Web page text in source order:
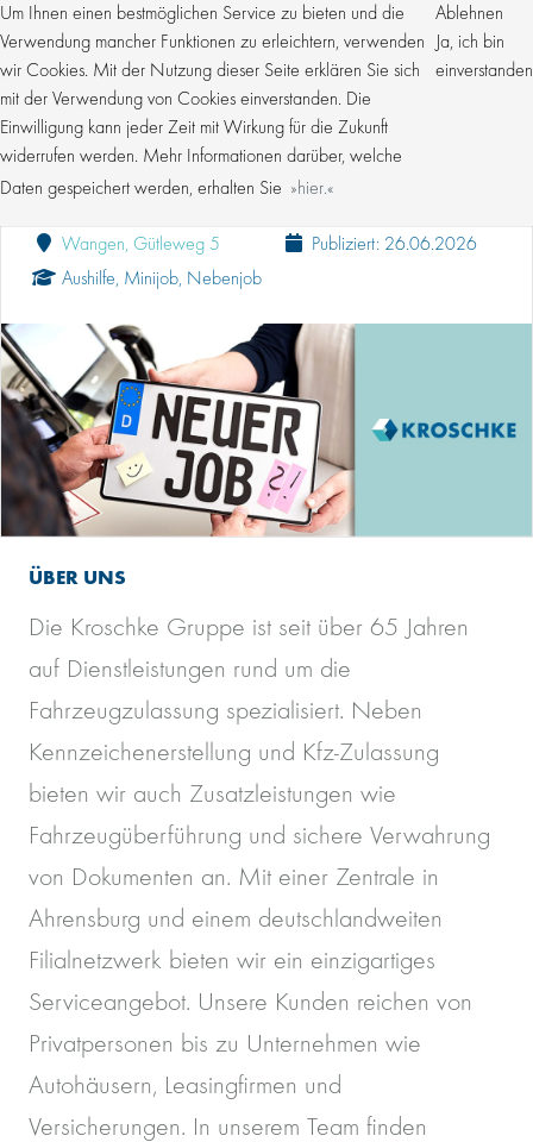
Um Ihnen einen bestmöglichen Service zu bieten und die
Verwendung mancher Funktionen zu erleichtern, verwenden
wir Cookies. Mit der Nutzung dieser Seite erklären Sie sich
mit der Verwendung von Cookies einverstanden. Die
Einwilligung kann jeder Zeit mit Wirkung für die Zukunft
widerrufen werden. Mehr Informationen darüber, welche
Daten gespeichert werden, erhalten Sie
hier.
Ablehnen
Ja, ich bin
einverstanden
VERKÄUFER (M/W/D) MINIJOB FLEXIBEL FÜR
WANGEN
Wangen, Gütleweg 5
Aushilfe, Minijob, Nebenjob
Publiziert: 26.06.2026
ÜBER UNS
Die Kroschke Gruppe ist seit über 65 Jahren
auf Dienstleistungen rund um die
Fahrzeugzulassung spezialisiert. Neben
Kennzeichenerstellung und Kfz-Zulassung
bieten wir auch Zusatzleistungen wie
Fahrzeugüberführung und sichere Verwahrung
von Dokumenten an. Mit einer Zentrale in
Ahrensburg und einem deutschlandweiten
Filialnetzwerk bieten wir ein einzigartiges
Serviceangebot. Unsere Kunden reichen von
Privatpersonen bis zu Unternehmen wie
Autohäusern, Leasingfirmen und
Versicherungen. In unserem Team finden